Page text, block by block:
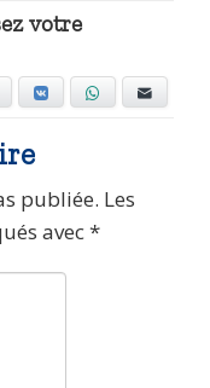
votre
Tumblr VKontakte WhatsApp
publiée. Les
avec*